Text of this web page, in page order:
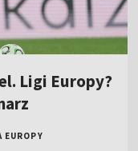
Ligi Europy?
EUROPY